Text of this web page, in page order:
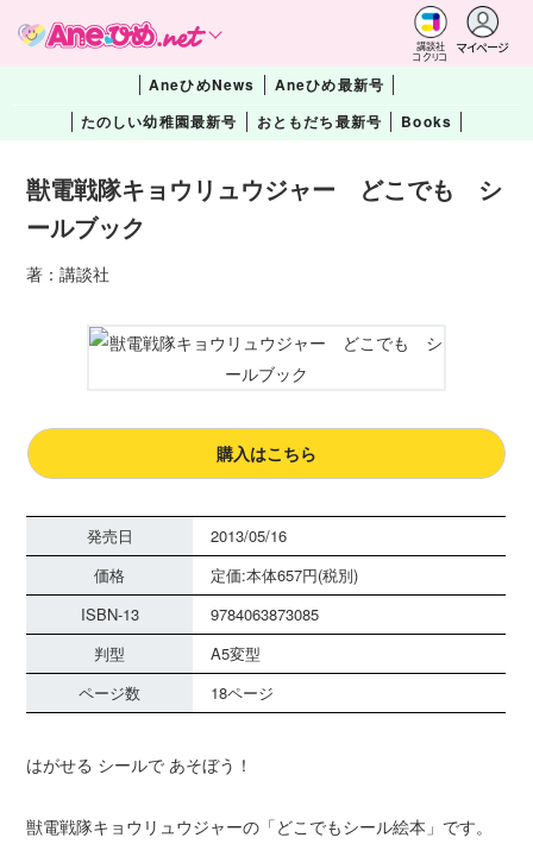
講談社
コクリコ
マイページ
AneひめNews
Aneひめ最新号
たのしい幼稚園最新号
おともだち最新号 Books
獣電戦隊キョウリュウジャー どこでも シ
ールブック
著：講談社
購入はこちら
発売日
2013/05/16
価格
定価:本体657円(税別)
ISBN-13
9784063873085
判型
A5変型
ページ数
18ページ
はがせる シールで あそぼう！
獣電戦隊キョウリュウジャーの「どこでもシール絵本」です。